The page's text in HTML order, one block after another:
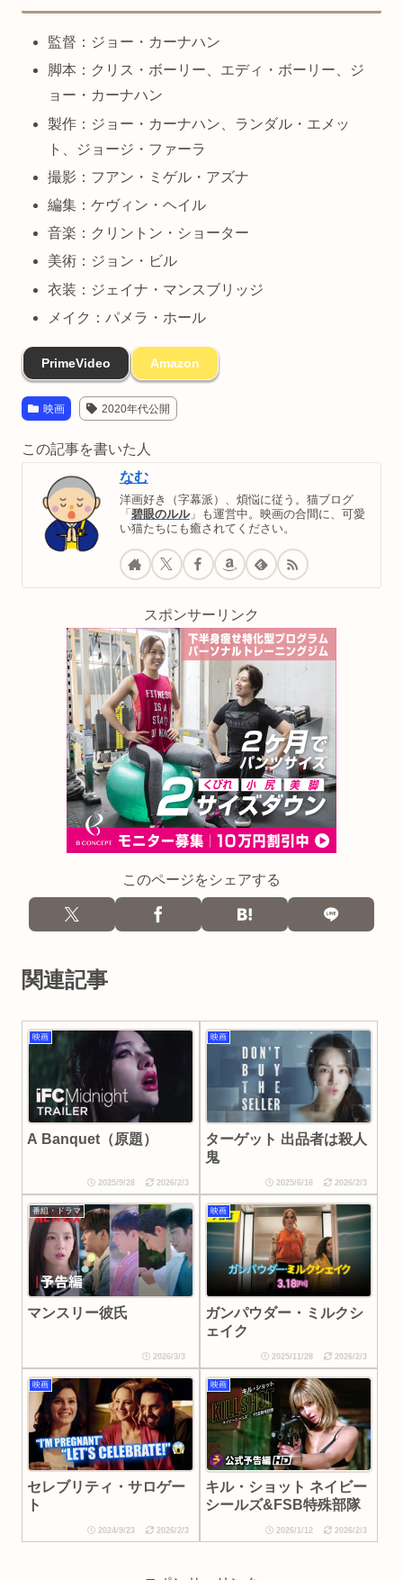
監督：ジョー・カーナハン
脚本：クリス・ボーリー、エディ・ボーリー、ジ
ョー・カーナハン
製作：ジョー・カーナハン、ランダル・エメッ
ト、ジョージ・ファーラ
撮影：フアン・ミゲル・アズナ
編集：ケヴィン・ヘイル
音楽：クリントン・ショーター
美術：ジョン・ビル
衣装：ジェイナ・マンスブリッジ
メイク：パメラ・ホール
PrimeVideo Amazon
映画 2020年代公開
この記事を書いた人
なむ
洋画好き（字幕派）、煩悩に従う。猫ブログ
「碧眼のルル」も運営中。映画の合間に、可愛
い猫たちにも癒されてください。
スポンサーリンク
このページをシェアする
関連記事
映画
A Banquet（原題）
2025/9/28 2026/2/3
映画
ターゲット 出品者は殺人
鬼
2025/6/16 2026/2/3
番組・ドラマ
マンスリー彼氏
2026/3/3
映画
ガンパウダー・ミルクシ
ェイク
2025/11/28 2026/2/3
映画
セレブリティ・サロゲー
ト
2024/9/23 2026/2/3
映画
キル・ショット ネイビー
シールズ&FSB特殊部隊
2026/1/12 2026/2/3